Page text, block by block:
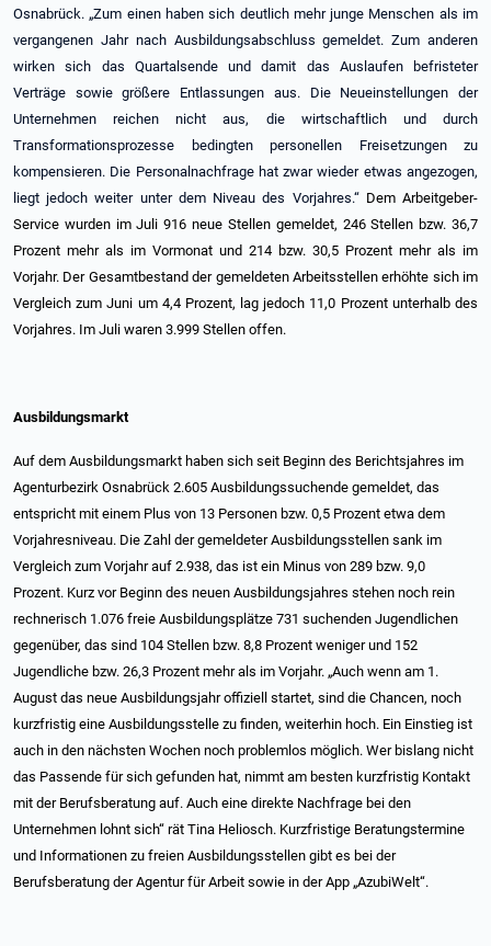
Osnabrück. „Zum einen haben sich deutlich mehr junge Menschen als im
vergangenen Jahr nach Ausbildungsabschluss gemeldet. Zum anderen
wirken sich das Quartalsende und damit das Auslaufen befristeter
Verträge sowie größere Entlassungen aus. Die Neueinstellungen der
Unternehmen reichen nicht aus, die wirtschaftlich und durch
Transformationsprozesse bedingten personellen Freisetzungen zu
kompensieren. Die Personalnachfrage hat zwar wieder etwas angezogen,
liegt jedoch weiter unter dem Niveau des Vorjahres.“ Dem Arbeitgeber-
Service wurden im Juli 916 neue Stellen gemeldet, 246 Stellen bzw. 36,7
Prozent mehr als im Vormonat und 214 bzw. 30,5 Prozent mehr als im
Vorjahr. Der Gesamtbestand der gemeldeten Arbeitsstellen erhöhte sich im
Vergleich zum Juni um 4,4 Prozent, lag jedoch 11,0 Prozent unterhalb des
Vorjahres. Im Juli waren 3.999 Stellen offen.
Ausbildungsmarkt
Auf dem Ausbildungsmarkt haben sich seit Beginn des Berichtsjahres im
Agenturbezirk Osnabrück 2.605 Ausbildungssuchende gemeldet, das
entspricht mit einem Plus von 13 Personen bzw. 0,5 Prozent etwa dem
Vorjahresniveau. Die Zahl der gemeldeter Ausbildungsstellen sank im
Vergleich zum Vorjahr auf 2.938, das ist ein Minus von 289 bzw. 9,0
Prozent. Kurz vor Beginn des neuen Ausbildungsjahres stehen noch rein
rechnerisch 1.076 freie Ausbildungsplätze 731 suchenden Jugendlichen
gegenüber, das sind 104 Stellen bzw. 8,8 Prozent weniger und 152
Jugendliche bzw. 26,3 Prozent mehr als im Vorjahr. „Auch wenn am 1.
August das neue Ausbildungsjahr offiziell startet, sind die Chancen, noch
kurzfristig eine Ausbildungsstelle zu finden, weiterhin hoch. Ein Einstieg ist
auch in den nächsten Wochen noch problemlos möglich. Wer bislang nicht
das Passende für sich gefunden hat, nimmt am besten kurzfristig Kontakt
mit der Berufsberatung auf. Auch eine direkte Nachfrage bei den
Unternehmen lohnt sich“ rät Tina Heliosch. Kurzfristige Beratungstermine
und Informationen zu freien Ausbildungsstellen gibt es bei der
Berufsberatung der Agentur für Arbeit sowie in der App „AzubiWelt“.